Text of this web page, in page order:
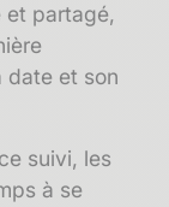
et partagé,
date et son
suivi, les
à se